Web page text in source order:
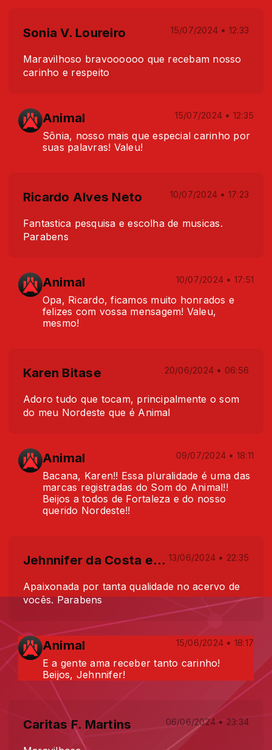
Sonia V. Loureiro 15/07/2024 • 12:33
Maravilhoso bravoooooo que recebam nosso
carinho e respeito
Animal 15/07/2024 • 12:35
Sônia, nosso mais que especial carinho por
suas palavras! Valeu!
Ricardo Alves Neto 10/07/2024 • 17:23
Fantastica pesquisa e escolha de musicas.
Parabens
Animal 10/07/2024 • 17:51
Opa, Ricardo, ficamos muito honrados e
felizes com vossa mensagem! Valeu,
mesmo!
Karen Bitase 20/06/2024 • 06:56
Adoro tudo que tocam, principalmente o som
do meu Nordeste que é Animal
Animal 09/07/2024 • 18:11
Bacana, Karen!! Essa pluralidade é uma das
marcas registradas do Som do Animal!!
Beijos a todos de Fortaleza e do nosso
querido Nordeste!!
Jehnnifer da Costa e Meira 13/06/2024 • 22:35
Apaixonada por tanta qualidade no acervo de
vocês. Parabens
Animal 15/06/2024 • 18:17
E a gente ama receber tanto carinho!
Beijos, Jehnnifer!
Caritas F. Martins 06/06/2024 • 23:34